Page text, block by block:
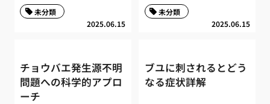
2025.06.15
未分類
2025.06.15
未分類
チョウバエ発生源不明
問題への科学的アプロ
ーチ
ブユに刺されるとどう
なる症状詳解